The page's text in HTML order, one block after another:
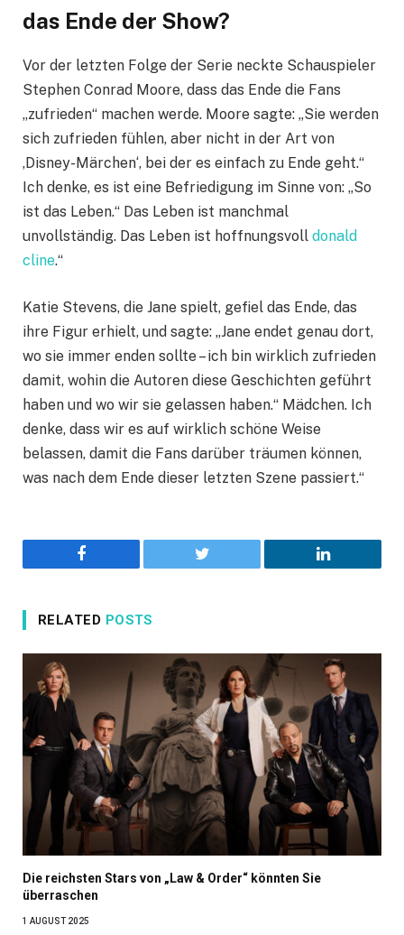
das Ende der Show?
Vor der letzten Folge der Serie neckte Schauspieler
Stephen Conrad Moore, dass das Ende die Fans
„zufrieden“ machen werde. Moore sagte: „Sie werden
sich zufrieden fühlen, aber nicht in der Art von
‚Disney-Märchen‘, bei der es einfach zu Ende geht.“
Ich denke, es ist eine Befriedigung im Sinne von: „So
ist das Leben.“ Das Leben ist manchmal
unvollständig. Das Leben ist hoffnungsvoll donald
cline.“
Katie Stevens, die Jane spielt, gefiel das Ende, das
ihre Figur erhielt, und sagte: „Jane endet genau dort,
wo sie immer enden sollte – ich bin wirklich zufrieden
damit, wohin die Autoren diese Geschichten geführt
haben und wo wir sie gelassen haben.“ Mädchen. Ich
denke, dass wir es auf wirklich schöne Weise
belassen, damit die Fans darüber träumen können,
was nach dem Ende dieser letzten Szene passiert.“
Facebook Twitter LinkedIn
RELATED POSTS
Die reichsten Stars von „Law & Order“ könnten Sie
überraschen
1 AUGUST 2025